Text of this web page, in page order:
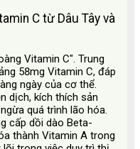
C từ Dâu Tây và
Vitamin C". Trung
58mg Vitamin C, đáp
ngày của cơ thể.
dịch, kích thích sản
quá trình lão hóa.
cấp dồi dào Beta-
thành Vitamin A trong